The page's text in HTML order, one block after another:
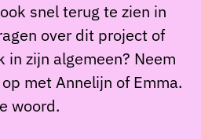
snel terug te zien in
over dit project of
in zijn algemeen? Neem
met Annelijn of Emma.
woord.